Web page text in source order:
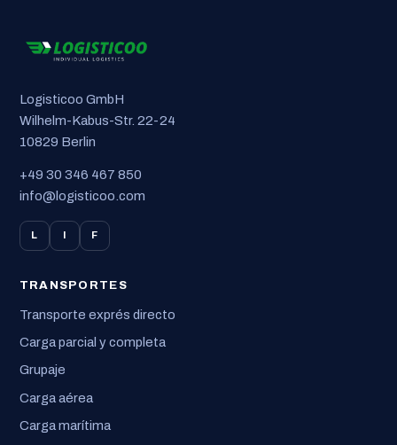
Logisticoo GmbH
Wilhelm-Kabus-Str. 22-24
10829 Berlin
+49 30 346 467 850
info@logisticoo.com
L F
TRANSPORTES
Transporte exprés directo
Carga parcial y completa
Grupaje
Carga aérea
Carga marítima